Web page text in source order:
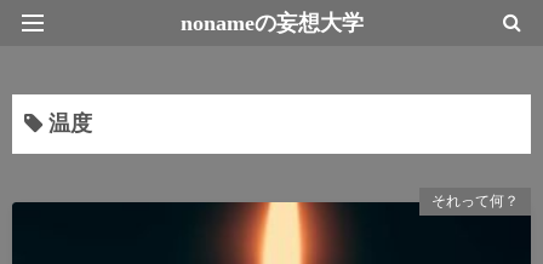
nonameの妄想大学
温度
それって何？